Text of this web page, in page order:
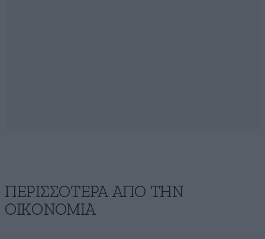
ΠΕΡΙΣΣΟΤΕΡΑ ΑΠΟ ΤΗΝ
ΟΙΚΟΝΟΜΙΑ